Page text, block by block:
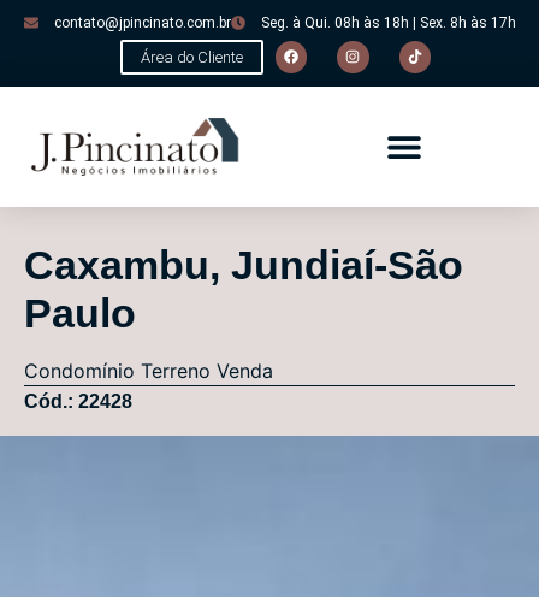
contato@jpincinato.com.br Seg. à Qui. 08h às 18h | Sex. 8h às 17h
Área do Cliente
Caxambu, Jundiaí-São
Paulo
Condomínio Terreno Venda
Cód.: 22428